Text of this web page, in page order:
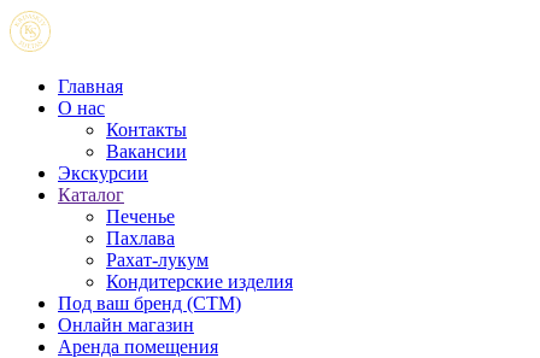
Главная
О нас
Контакты
Вакансии
Экскурсии
Каталог
Печенье
Пахлава
Рахат-лукум
Кондитерские изделия
Под ваш бренд (CTM)
Онлайн магазин
Аренда помещения